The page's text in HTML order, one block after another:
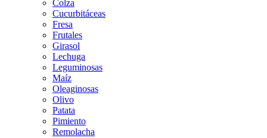
Colza
Cucurbitáceas
Fresa
Frutales
Girasol
Lechuga
Leguminosas
Maíz
Oleaginosas
Olivo
Patata
Pimiento
Remolacha